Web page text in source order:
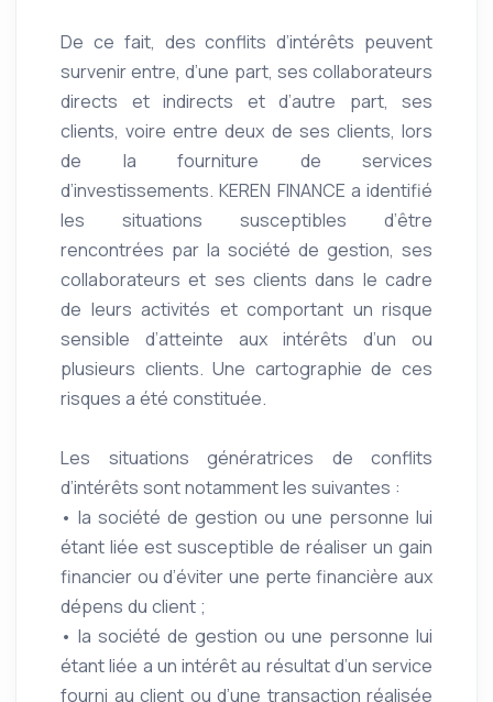
De ce fait, des conflits d’intérêts peuvent
survenir entre, d’une part, ses collaborateurs
directs et indirects et d’autre part, ses
clients, voire entre deux de ses clients, lors
de la fourniture de services
d’investissements. KEREN FINANCE a identifié
les situations susceptibles d’être
rencontrées par la société de gestion, ses
collaborateurs et ses clients dans le cadre
de leurs activités et comportant un risque
sensible d’atteinte aux intérêts d’un ou
plusieurs clients. Une cartographie de ces
risques a été constituée.
Les situations génératrices de conflits
d’intérêts sont notamment les suivantes :
• la société de gestion ou une personne lui
étant liée est susceptible de réaliser un gain
financier ou d’éviter une perte financière aux
dépens du client ;
• la société de gestion ou une personne lui
étant liée a un intérêt au résultat d’un service
fourni au client ou d’une transaction réalisée